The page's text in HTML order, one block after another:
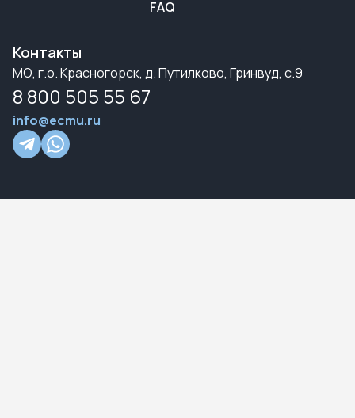
FAQ
Контакты
МО, г.о. Красногорск, д. Путилково, Гринвуд, с.9
8 800 505 55 67
info@ecmu.ru